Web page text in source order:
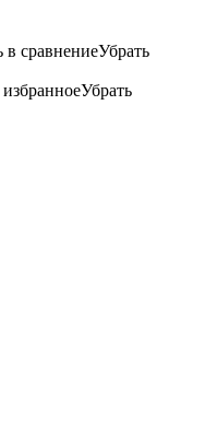
в сравнениеУбрать
Убрать